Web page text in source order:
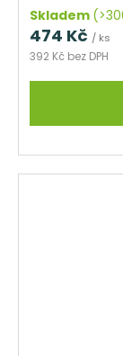
Skladem
392 Kč bez DPH
474 Kč / ks